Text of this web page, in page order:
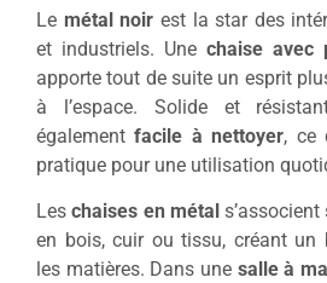
Le métal noir est la star des
et industriels. Une chaise avec
apporte tout de suite un esprit
à l’espace. Solide et
égalementfacile à nettoyer, ce
pratique pour une utilisation
Leschaises en métals’associent
en bois, cuir ou tissu, créant un
les matières. Dans une salle à